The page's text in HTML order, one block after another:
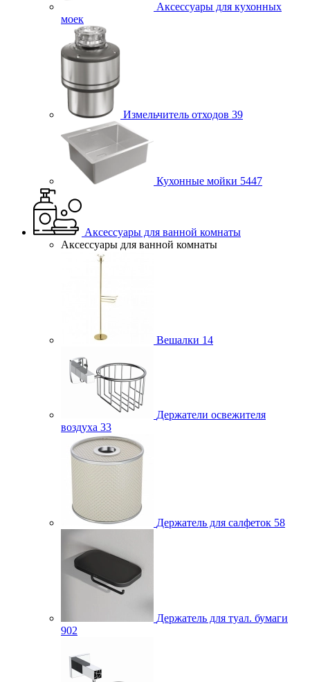
Аксессуары для кухонных
моек
Измельчитель отходов 39
Кухонные мойки 5447
Аксессуары для ванной комнаты
Аксессуары для ванной комнаты
Вешалки 14
Держатели освежителя
воздуха 33
Держатель для салфеток 58
Держатель для туал. бумаги
902